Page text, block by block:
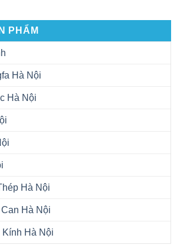
PHẨM
Hà Nội
Hà Nội
Hà Nội
Hà Nội
Kính Hà Nội